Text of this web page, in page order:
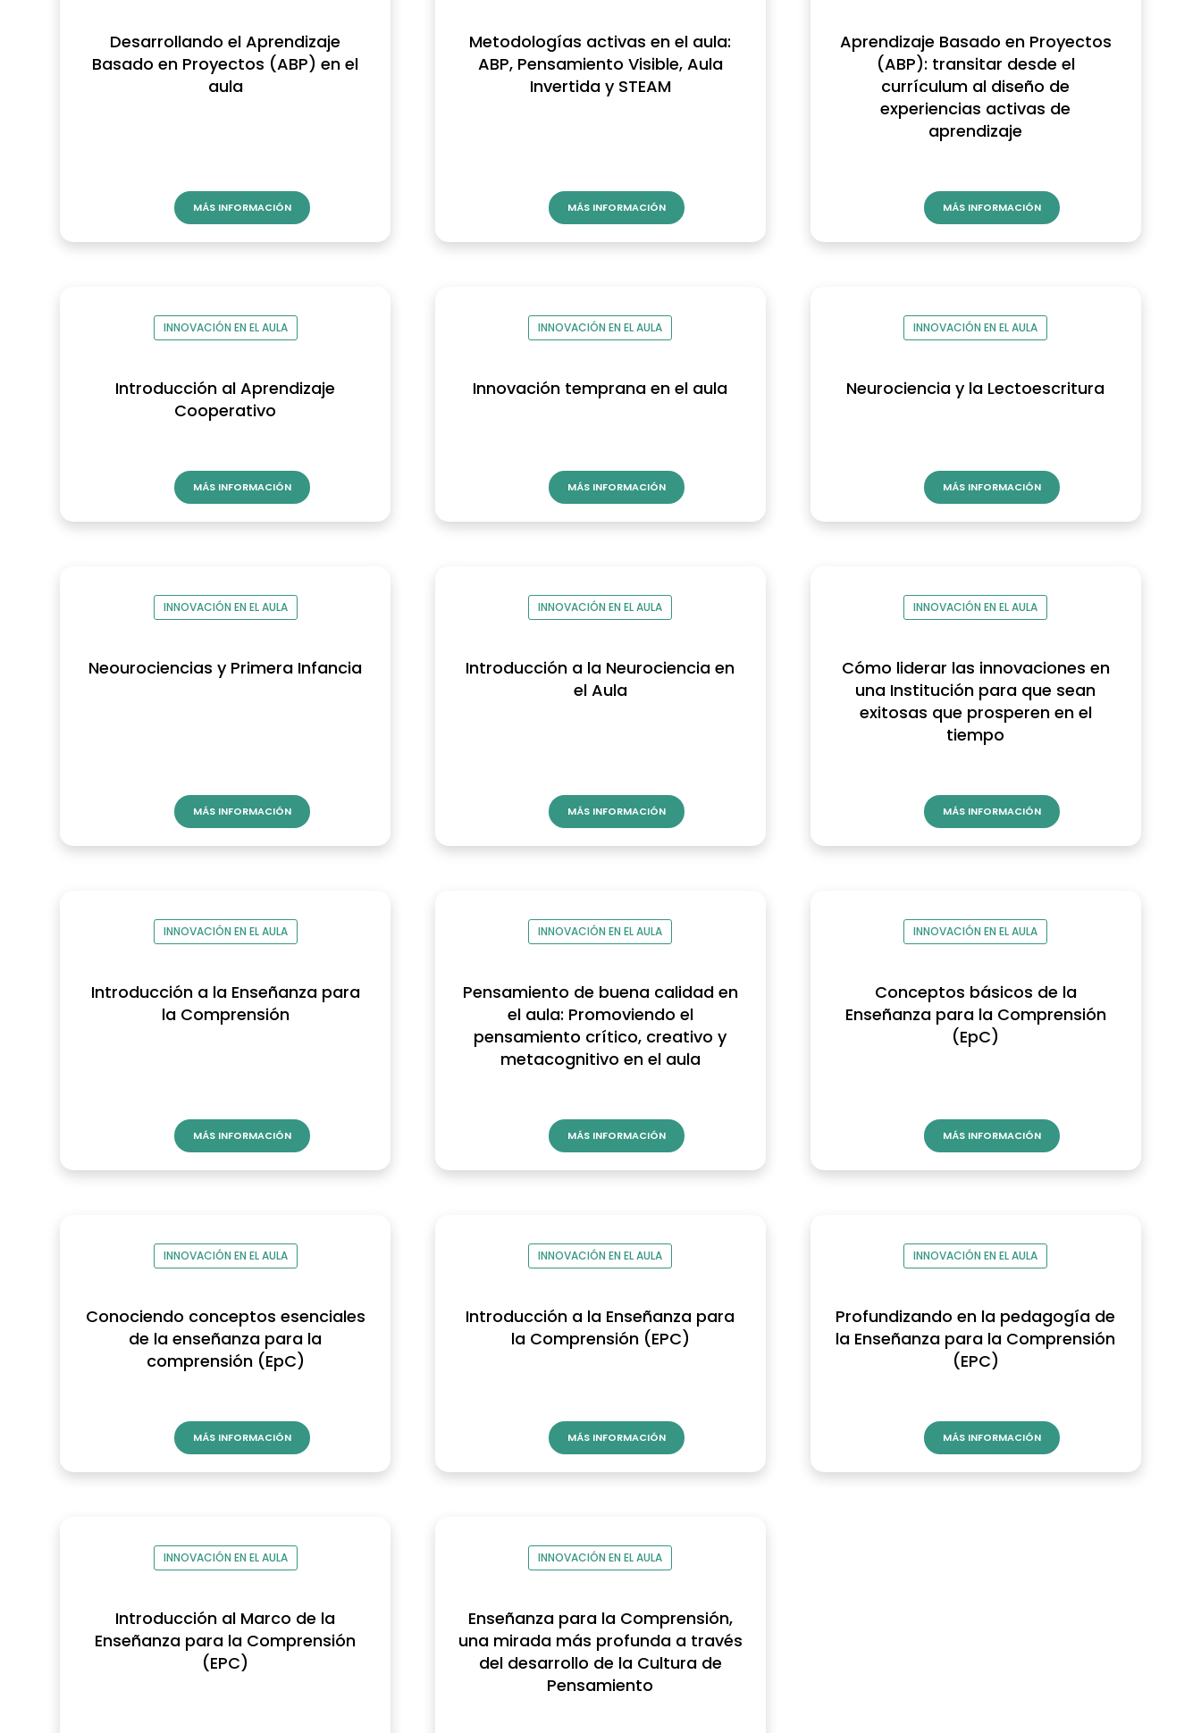
Desarrollando el Aprendizaje
Basado en Proyectos (ABP) en el
aula
MÁS INFORMACIÓN
Metodologías activas en el aula:
ABP, Pensamiento Visible, Aula
Invertida y STEAM
MÁS INFORMACIÓN
Aprendizaje Basado en Proyectos
(ABP): transitar desde el
currículum al diseño de
experiencias activas de
aprendizaje
MÁS INFORMACIÓN
INNOVACIÓN EN EL AULA
Introducción al Aprendizaje
Cooperativo
MÁS INFORMACIÓN
INNOVACIÓN EN EL AULA
Innovación temprana en el aula
MÁS INFORMACIÓN
INNOVACIÓN EN EL AULA
Neurociencia y la Lectoescritura
MÁS INFORMACIÓN
INNOVACIÓN EN EL AULA
Neourociencias y Primera Infancia
MÁS INFORMACIÓN
INNOVACIÓN EN EL AULA
Introducción a la Neurociencia en
el Aula
MÁS INFORMACIÓN
INNOVACIÓN EN EL AULA
Cómo liderar las innovaciones en
una Institución para que sean
exitosas que prosperen en el
tiempo
MÁS INFORMACIÓN
INNOVACIÓN EN EL AULA
Introducción a la Enseñanza para
la Comprensión
MÁS INFORMACIÓN
INNOVACIÓN EN EL AULA
Pensamiento de buena calidad en
el aula: Promoviendo el
pensamiento crítico, creativo y
metacognitivo en el aula
MÁS INFORMACIÓN
INNOVACIÓN EN EL AULA
Conceptos básicos de la
Enseñanza para la Comprensión
(EpC)
MÁS INFORMACIÓN
INNOVACIÓN EN EL AULA
Conociendo conceptos esenciales
de la enseñanza para la
comprensión (EpC)
MÁS INFORMACIÓN
INNOVACIÓN EN EL AULA
Introducción a la Enseñanza para
la Comprensión (EPC)
MÁS INFORMACIÓN
INNOVACIÓN EN EL AULA
Profundizando en la pedagogía de
la Enseñanza para la Comprensión
(EPC)
MÁS INFORMACIÓN
INNOVACIÓN EN EL AULA
Introducción al Marco de la
Enseñanza para la Comprensión
(EPC)
INNOVACIÓN EN EL AULA
Enseñanza para la Comprensión,
una mirada más profunda a través
del desarrollo de la Cultura de
Pensamiento